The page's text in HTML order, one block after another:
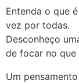
Entenda o que
vez por todas.
Desconheço
de focar no
Um